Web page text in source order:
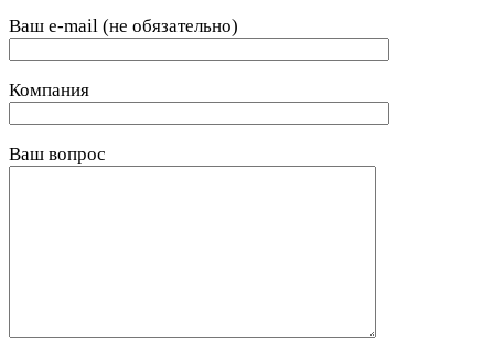
Ваш e-mail (не обязательно)
Компания
Ваш вопрос